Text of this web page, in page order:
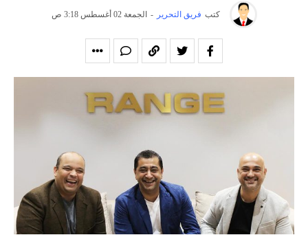
كتب فريق التحرير - الجمعة 02 أغسطس 3:18 ص